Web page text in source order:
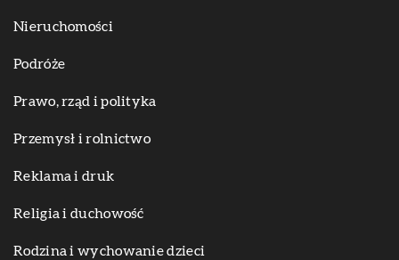
Nieruchomości
Podróże
Prawo, rząd i polityka
Przemysł i rolnictwo
Reklama i druk
Religia i duchowość
Rodzina i wychowanie dzieci